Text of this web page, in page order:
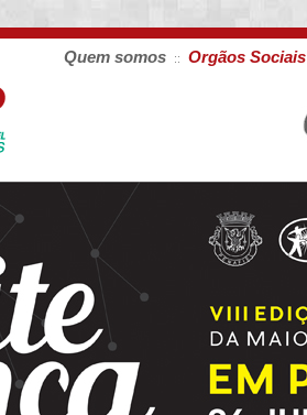
Quem somos :: Orgãos Sociais